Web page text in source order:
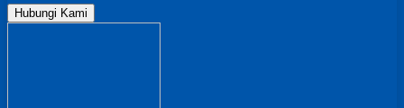
Hubungi Kami